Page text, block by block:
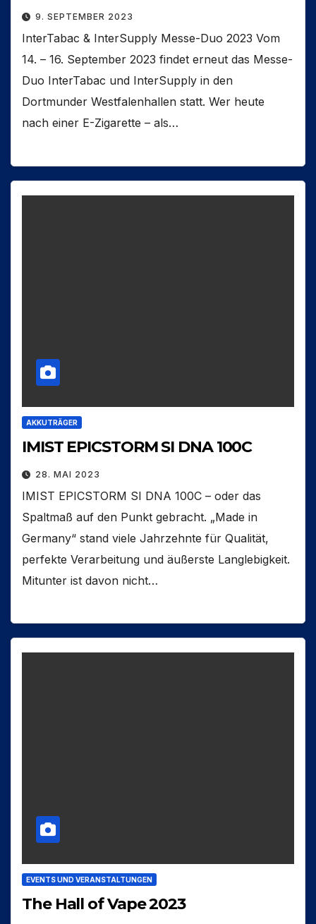
9. SEPTEMBER 2023
InterTabac & InterSupply Messe-Duo 2023 Vom
14. – 16. September 2023 findet erneut das Messe-
Duo InterTabac und InterSupply in den
Dortmunder Westfalenhallen statt. Wer heute
nach einer E-Zigarette – als…
AKKUTRÄGER
IMIST EPICSTORM SI DNA 100C
28. MAI 2023
IMIST EPICSTORM SI DNA 100C – oder das
Spaltmaß auf den Punkt gebracht. „Made in
Germany“ stand viele Jahrzehnte für Qualität,
perfekte Verarbeitung und äußerste Langlebigkeit.
Mitunter ist davon nicht…
EVENTS UND VERANSTALTUNGEN
The Hall of Vape 2023